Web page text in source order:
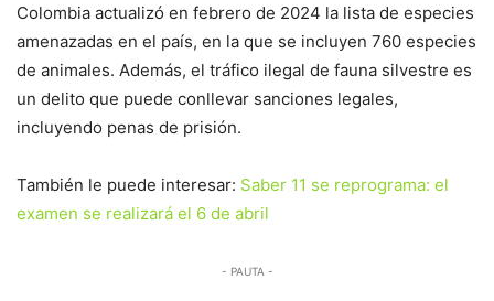
Colombia actualizó en febrero de 2024 la lista de especies
amenazadas en el país, en la que se incluyen 760 especies
de animales. Además, el tráfico ilegal de fauna silvestre es
un delito que puede conllevar sanciones legales,
incluyendo penas de prisión.
También le puede interesar: Saber 11 se reprograma: el
examen se realizará el 6 de abril
- PAUTA -